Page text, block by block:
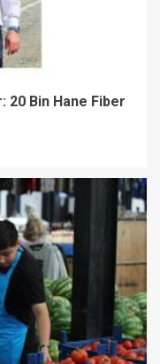
20 Bin Hane Fiber